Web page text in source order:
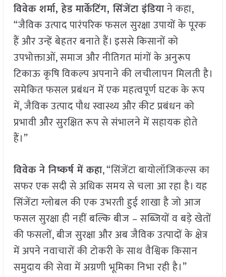
विवेक शर्मा, हेड मार्केटिंग, सिंजेंटा इंडियाने कहा,
“जैविक उत्पाद पारंपरिक फसल सुरक्षा उपायों के पूरक
हैं और उन्हें बेहतर बनाते हैं। इससे किसानों को
उपभोक्ताओं, समाज और नीतिगत मांगों के अनुरूप
टिकाऊ कृषि विकल्प अपनाने की लचीलापन मिलती है।
समेकित फसल प्रबंधन में एक महत्वपूर्ण घटक के रूप
में, जैविक उत्पाद पौध स्वास्थ्य और कीट प्रबंधन को
प्रभावी और सुरक्षित रूप से संभालने में सहायक होते
हैं।”
विवेक ने निष्कर्ष में कहा, “सिंजेंटा बायोलॉजिकल्स का
सफर एक सदी से अधिक समय से चला आ रहा है। यह
सिंजेंटा ग्लोबल की एक उभरती हुई शाखा है जो आज
फसल सुरक्षा ही नहीं बल्कि बीज – सब्जियों व बड़े खेतों
की फसलों, बीज सुरक्षा और अब जैविक उत्पादों के क्षेत्र
में अपने नवाचारों की टोकरी के साथ वैश्विक किसान
समुदाय की सेवा में अग्रणी भूमिका निभा रही है।”